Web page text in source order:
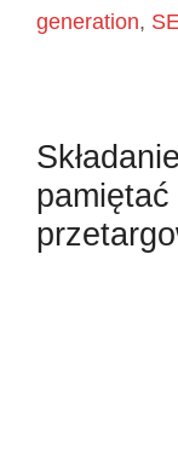
generation,